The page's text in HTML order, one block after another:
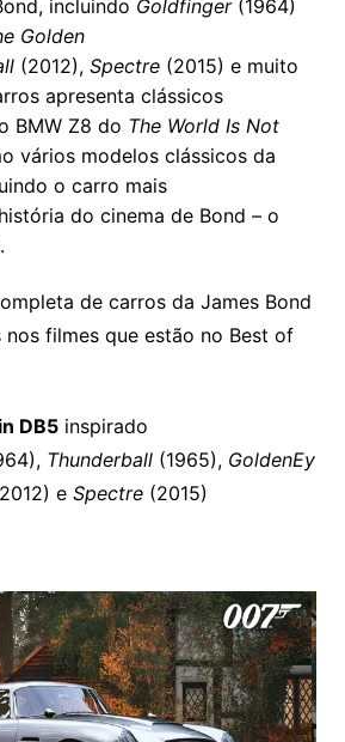
incluindo Goldfinger(1964)
Golden
(2012), Spectre(2015) e muito
apresenta clássicos
BMW Z8 do The World Is Not
vários modelos clássicos da
o carro mais
do cinema de Bond – o
de carros da James Bond
filmes que estão no Best of
DB5inspirado
Thunderball(1965), GoldenEy
e Spectre(2015)